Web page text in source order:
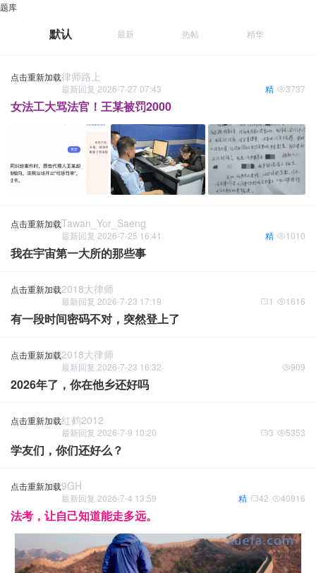
题库
默认 最新 热帖 精华
点击重新加载律师路上
最新回复 2026-7-27 07:43 3737
精
女法工大骂法官！王某被罚2000
点击重新加载Tawan_Yor_Saeng
最新回复 2026-7-25 16:41 1010
精
我在宇宙第一大所的那些事
点击重新加载2018大律师
最新回复 2026-7-23 17:19 1616
1
有一段时间密码不对，突然登上了
点击重新加载2018大律师
最新回复 2026-7-23 16:32 909
2026年了，你在他乡还好吗
点击重新加载红鹤2012
最新回复 2026-7-9 10:20 5353
3
学友们，你们还好么？
点击重新加载9GH
最新回复 2026-7-4 13:59 40916
42
精
法考，让自己知道能走多远。